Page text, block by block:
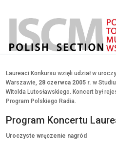
Laureaci Konkursu wzięli udział w
Warszawie, 28 czerwca 2005 r. w
Witolda Lutosławskiego. Koncert był
Program Polskiego Radia.
Program Koncertu
Uroczyste wręczenie nagród